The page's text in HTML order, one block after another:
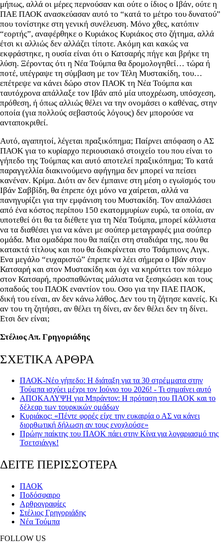
μήπως, αλλά οι μέρες περνούσαν και ούτε ο ίδιος ο Ιβάν, ούτε η
ΠΑΕ ΠΑΟΚ ανασκεύασαν αυτό το “κατά το μέτρο του δυνατού”
που τονίστηκε στη γενική συνέλευση. Μόνο χθες, κατόπιν
“εορτής”, αναφέρθηκε ο Κυριάκος Κυριάκος στο ζήτημα, αλλά
έτσι κι αλλιώς δεν αλλάζει τίποτε. Ακόμη και κακώς να
εκφράστηκε, η ουσία είναι ότι ο Κατσαρής πήγε και βρήκε τη
λύση. Ξέροντας ότι η Νέα Τούμπα θα δρομολογηθεί… τώρα ή
ποτέ, υπέγραψε τη σύμβαση με τον Τέλη Μυστακίδη, του…
επέτρεψε να κάνει δώρο στον ΠΑΟΚ τη Νέα Τούμπα και
ταυτόχρονα απάλλαξε τον Ιβάν από μία υποχρέωση, υπόσχεση,
πρόθεση, ή όπως αλλιώς θέλει να την ονομάσει ο καθένας, στην
οποία (για πολλούς σεβαστούς λόγους) δεν μπορούσε να
ανταποκριθεί.
Αυτό, αγαπητοί, λέγεται πραξικόπημα; Παίρνει απόφαση ο ΑΣ
ΠΑΟΚ για το κυρίαρχο περιουσιακό στοιχείο του που είναι το
γήπεδο της Τούμπας και αυτό αποτελεί πραξικόπημα; Το κατά
παραγγελλία διακινούμενο αφήγημα δεν μπορεί να πείσει
κανέναν. Κρίμα. Διότι αν δεν έμπαινε στη μέση ο εγωϊσμός του
Ιβάν Σαββίδη, θα έπρεπε όχι μόνο να χαίρεται, αλλά να
πανηγυρίζει για την εμφάνιση του Μυστακίδη. Τον απαλλάσει
από ένα κόστος περίπου 150 εκατομμυρίων ευρώ, τα οποία, αν
υποτεθεί ότι θα τα διέθετε για τη Νέα Τούμπα, μπορεί κάλλιστα
να τα διαθέσει για να κάνει με σούπερ μεταγραφές μια σούπερ
ομάδα. Μια ομαδάρα που θα παίζει στη σταδιάρα της, που θα
κατακτά τίτλους και που θα διακρίνεται στο Τσάμπιονς Λιγκ.
Ενα μεγάλο “ευχαριστώ” έπρεπε να λέει σήμερα ο Ιβάν στον
Κατσαρή και στον Μυστακίδη και όχι να κηρύττει τον πόλεμο
στον Κατσαρή, προσπαθώντας μάλιστα να ξεσηκώσει και τους
οπαδούς του ΠΑΟΚ εναντίον του. Οσο για την ΠΑΕ ΠΑΟΚ,
δική του είναι, αν δεν κάνω λάθος. Δεν του τη ζήτησε κανείς. Κι
αν του τη ζητήσει, αν θέλει τη δίνει, αν δεν θέλει δεν τη δίνει.
Ετσι δεν είναι;
Στέλιος Απ. Γρηγοριάδης
ΣΧΕΤΙΚΑ ΑΡΘΡΑ
ΠΑΟΚ-Νέο γήπεδο: Η διάταξη για τα 30 στρέμματα στην
Τούμπα ισχύει μέχρι τον Ιούνιο του 2026! - Τι σημαίνει αυτό
ΑΠΟΚΑΛΥΨΗ για Μπράντον: Η πρόταση του ΠΑΟΚ και το
δέλεαρ των τουρκικών ομάδων
Κυριάκος: «Πέντε φορές είχε την ευκαιρία ο ΑΣ να κάνει
διορθωτική δήλωση αν τους ενοχλούσε»
Πρώην παίκτης του ΠΑΟΚ πάει στην Κίνα για λογαριασμό της
Τσετσιάνγκ!
ΔΕΙΤΕ ΠΕΡΙΣΣΟΤΕΡΑ
ΠΑΟΚ
Ποδόσφαιρο
Αρθρογραφίες
Στέλιος Γρηγοριάδης
Νέα Τούμπα
FOLLOW US